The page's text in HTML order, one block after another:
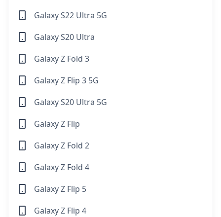
Galaxy S22 Ultra 5G
Galaxy S20 Ultra
Galaxy Z Fold 3
Galaxy Z Flip 3 5G
Galaxy S20 Ultra 5G
Galaxy Z Flip
Galaxy Z Fold 2
Galaxy Z Fold 4
Galaxy Z Flip 5
Galaxy Z Flip 4